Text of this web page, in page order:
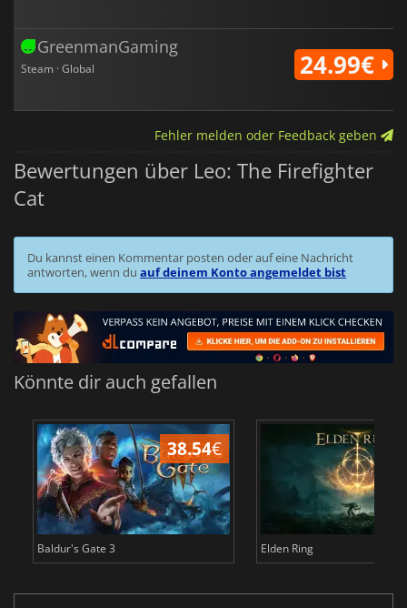
GreenmanGaming
Steam · Global 24.99€
Fehler melden oder Feedback geben
Bewertungen über Leo: The Firefighter
Cat
Du kannst einen Kommentar posten oder auf eine Nachricht
antworten, wenn du auf deinem Konto angemeldet bist
Könnte dir auch gefallen
38.54€
Baldur's Gate 3 Elden Ring